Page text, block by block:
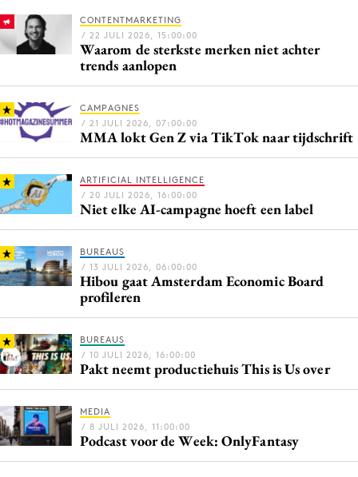
Topics
Artificial Intelligence
Campagnes
Carriere
Craft
Customer Experience
Design
Digital transformation
Effectiviteit
Gedragsverandering
Influencer marketing
Interne communicatie
Martech
Media
Merkstrategie
CONTENTMARKETING
/ 22 JULI 2026, 15:00:00
Waarom de sterkste merken niet achter
trends aanlopen
CAMPAGNES
/ 21 JULI 2026, 07:00:00
MMA lokt Gen Z via TikTok naar tijdschrift
ARTIFICIAL INTELLIGENCE
/ 20 JULI 2026, 16:00:00
Niet elke AI-campagne hoeft een label
BUREAUS
/ 13 JULI 2026, 06:00:00
Hibou gaat Amsterdam Economic Board
profileren
BUREAUS
/ 10 JULI 2026, 16:00:00
Pakt neemt productiehuis This is Us over
MEDIA
/ 8 JULI 2026, 11:00:00
Podcast voor de Week: OnlyFantasy